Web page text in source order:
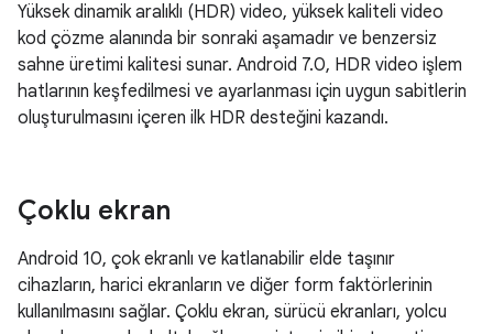
Yüksek dinamik aralıklı (HDR) video, yüksek kaliteli video
kod çözme alanında bir sonraki aşamadır ve benzersiz
sahne üretimi kalitesi sunar. Android 7.0, HDR video işlem
hatlarının keşfedilmesi ve ayarlanması için uygun sabitlerin
oluşturulmasını içeren ilk HDR desteğini kazandı.
Çoklu ekran
Android 10, çok ekranlı ve katlanabilir elde taşınır
cihazların, harici ekranların ve diğer form faktörlerinin
kullanılmasını sağlar. Çoklu ekran, sürücü ekranları, yolcu